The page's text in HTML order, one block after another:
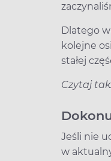
Dlatego
kolejne
stałej
Czytaj
Jeśli nie
w